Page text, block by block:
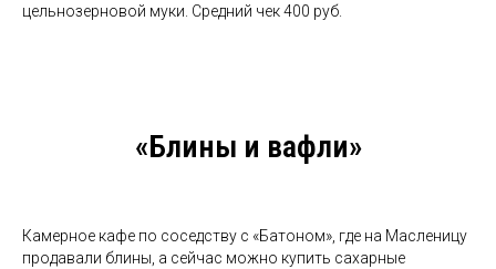
цельнозерновой муки. Средний чек 400 руб.
«Блины и вафли»
Камерное кафе по соседству с «Батоном», где на Масленицу
продавали блины, а сейчас можно купить сахарные